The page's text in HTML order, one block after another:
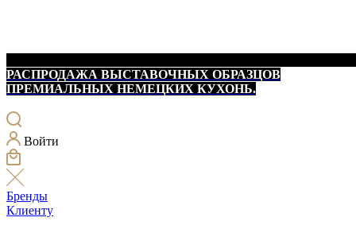
РАСПРОДАЖА ВЫСТАВОЧНЫХ ОБРАЗЦОВ
ПРЕМИАЛЬНЫХ НЕМЕЦКИХ КУХОНЬ.
Войти
Бренды
Клиенту